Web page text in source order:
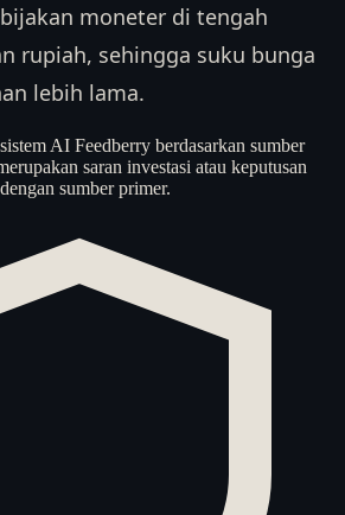
moneter di tengah
rupiah, sehingga suku bunga
lebih lama.
AI Feedberry berdasarkan sumber
saran investasi atau keputusan
sumber primer.